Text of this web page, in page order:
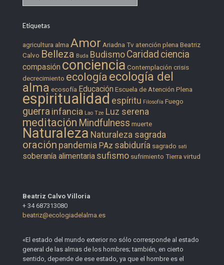
Etiquetas
agricultura alma Amor Ariadna Tv atención plena Beatriz
Calvo Belleza Buda Budismo Caridad ciencia
compasión conciencia Contemplación crisis
decrecimiento ecología ecología del
alma ecosofía Educación Escuela de Atención Plena
espiritualidad espíritu Filosofía Fuego
guerra infancia Lao Tze Luz serena
meditación Mindfulness muerte
Naturaleza Naturaleza sagrada
oración pandemia PAz sabiduría sagrado sati
soberanía alimentaria sufismo sufrimiento Tierra virtud
Beatriz Calvo Villoria
+ 34 687313080
beatriz@ecologiadelalma.es
«El estado del mundo exterior no sólo corresponde al estado
general de las almas de los hombres; también, en cierto
sentido, depende de ese estado, ya que el hombre es el